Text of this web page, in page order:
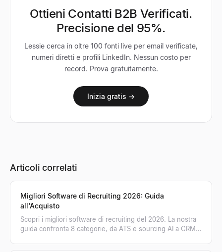
Ottieni Contatti B2B Verificati.
Precisione del 95%.
Lessie cerca in oltre 100 fonti live per email verificate,
numeri diretti e profili LinkedIn. Nessun costo per
record. Prova gratuitamente.
Inizia gratis →
Articoli correlati
Migliori Software di Recruiting 2026: Guida
all'Acquisto
Scopri i migliori software di recruiting del 2026. La nostra
guida confronta 8 categorie, da ATS e sourcing AI a CRM,